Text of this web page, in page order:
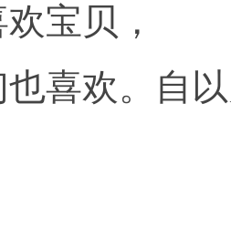
宝贝，
喜欢。自